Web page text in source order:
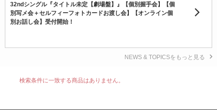
32ndシングル『タイトル未定【劇場盤】』【個別握手会】【個
別写メ会＋セルフィーフォトカードお渡し会】【オンライン個
別お話し会】受付開始！
NEWS & TOPICSをもっと見る
検索条件に一致する商品はありません。